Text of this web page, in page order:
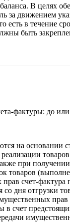
В целях
за движением
есть в течение
быть
фактуры: до
на основании
при
товаров
счет-фактура
дня отгрузки
в счет